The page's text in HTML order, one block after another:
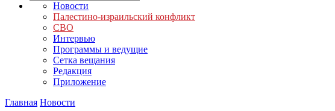
Новости
Палестино-израильский конфликт
СВО
Интервью
Программы и ведущие
Сетка вещания
Редакция
Приложение
Главная Новости